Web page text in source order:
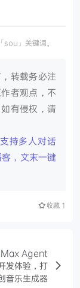
」关键词。
转载务必注
者观点，不
有侵权，请
持多人对话
，文末一键
收藏 1
Agent
发体验，打
音乐生成器